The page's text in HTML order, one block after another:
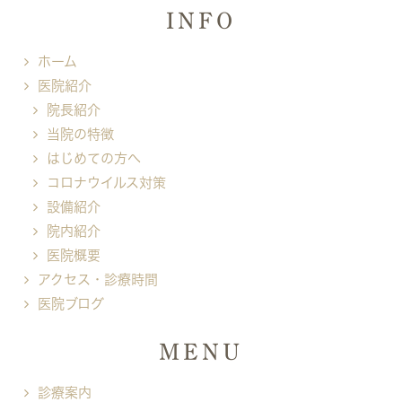
INFO
ホーム
医院紹介
院長紹介
当院の特徴
はじめての方へ
コロナウイルス対策
設備紹介
院内紹介
医院概要
アクセス・診療時間
医院ブログ
MENU
診療案内